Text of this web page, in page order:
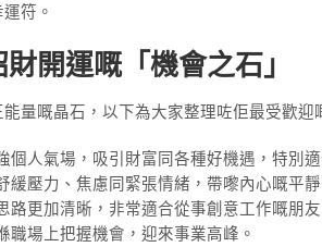
符。
開運嘅「機會之石」
量嘅晶石，以下為大家整理咗佢最受歡迎
個人氣場，吸引財富同各種好機遇，特別
壓力、焦慮同緊張情緒，帶嚟內心嘅平靜
路更加清晰，非常適合從事創意工作嘅朋友
場上把握機會，迎來事業高峰。